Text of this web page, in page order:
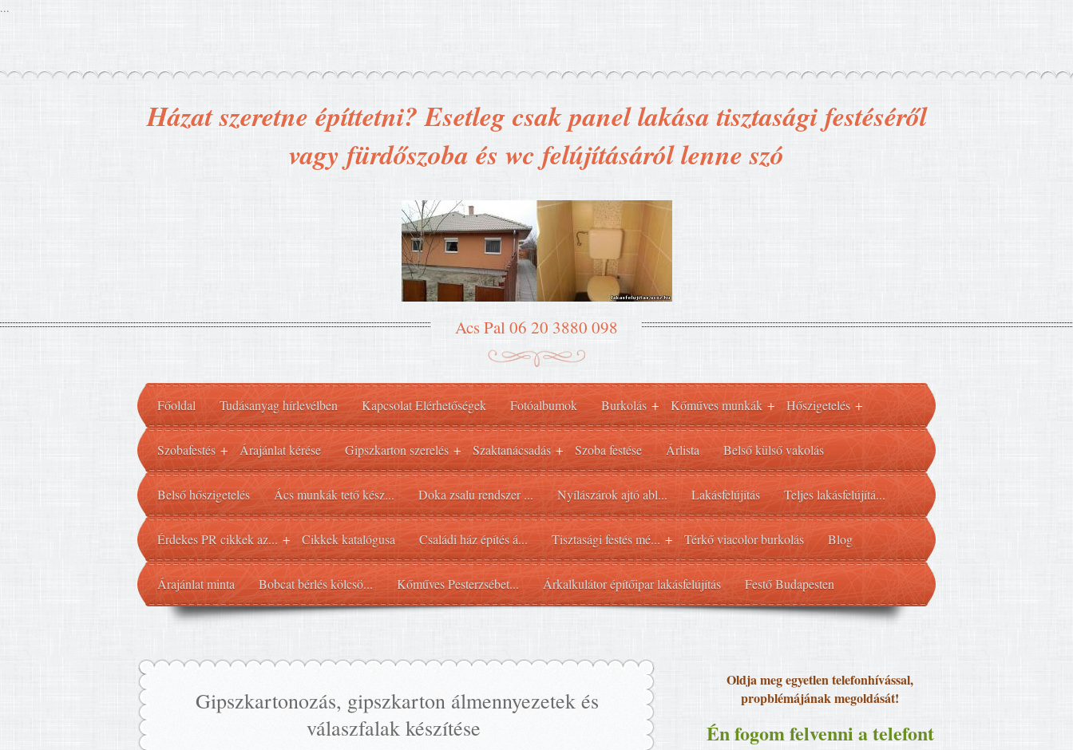
...
Házat szeretne építtetni? Esetleg csak panel lakása tisztasági festéséről
vagy fürdőszoba és wc felújításáról lenne szó
Acs Pal 06 20 3880 098
Főoldal Tudásanyag hírlevélben Kapcsolat Elérhetőségek Fotóalbumok Burkolás + Kőműves munkák + Hőszigetelés +
Szobafestés + Árajánlat kérése Gipszkarton szerelés + Szaktanácsadás + Szoba festése Árlista Belső külső vakolás
Belső hőszigetelés Ács munkák tető kész... Doka zsalu rendszer ... Nyílászárok ajtó abl... Lakásfelújítás Teljes lakásfelújítá...
Érdekes PR cikkek az... + Cikkek katalógusa Családi ház építés á... Tisztasági festés mé... + Térkő viacolor burkolás Blog
Árajánlat minta Bobcat bérlés kölcsö... Kőműves Pesterzsébet... Árkalkulátor építőipar lakásfelújítás Festő Budapesten
Gipszkartonozás, gipszkarton álmennyezetek és
válaszfalak készítése
Oldja meg egyetlen telefonhívással,
propblémájának megoldását!
Én fogom felvenni a telefont